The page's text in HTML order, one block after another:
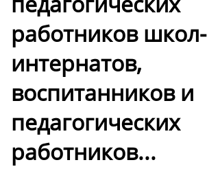
работников школ-
интернатов,
воспитанников и
педагогических
работников...